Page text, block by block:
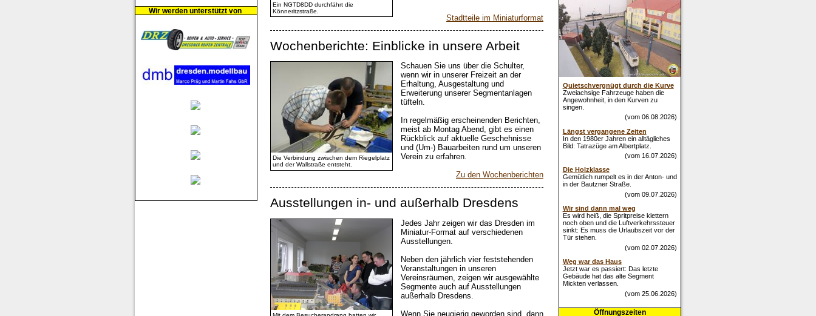
Quietschvergnügt durch die Kurve
Zweiachsige Fahrzeuge haben die
Angewohnheit, in den Kurven zu
singen.
(vom 06.08.2026)
Längst vergangene Zeiten
In den 1980er Jahren ein alltägliches
Bild: Tatrazüge am Albertplatz.
(vom 16.07.2026)
Die Holzklasse
Gemütlich rumpelt es in der Anton- und
in der Bautzner Straße.
(vom 09.07.2026)
Wir sind dann mal weg
Es wird heiß, die Spritpreise klettern
noch oben und die Luftverkehrssteuer
sinkt: Es muss die Urlaubszeit vor der
Tür stehen.
(vom 02.07.2026)
Weg war das Haus
Jetzt war es passiert: Das letzte
Gebäude hat das alte Segment
Mickten verlassen.
(vom 25.06.2026)
Öffnungszeiten
Ein NGTD8DD durchfährt die
Könneritzstraße.
Stadtteile im Miniaturformat
Wochenberichte: Einblicke in unsere Arbeit
Die Verbindung zwischen dem Riegelplatz
und der Wallstraße entsteht.
Schauen Sie uns über die Schulter,
wenn wir in unserer Freizeit an der
Erhaltung, Ausgestaltung und
Erweiterung unserer Segmentanlagen
tüfteln.
In regelmäßig erscheinenden Berichten,
meist ab Montag Abend, gibt es einen
Rückblick auf aktuelle Geschehnisse
und (Um-) Bauarbeiten rund um unseren
Verein zu erfahren.
Zu den Wochenberichten
Ausstellungen in- und außerhalb Dresdens
Jedes Jahr zeigen wir das Dresden im
Miniatur-Format auf verschiedenen
Ausstellungen.
Neben den jährlich vier feststehenden
Veranstaltungen in unseren
Vereinsräumen, zeigen wir ausgewählte
Segmente auch auf Ausstellungen
außerhalb Dresdens.
Wenn Sie neugierig geworden sind, dann
Wir werden unterstützt von